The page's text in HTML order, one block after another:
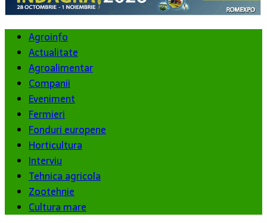
Agroinfo
Actualitate
Agroalimentar
Companii
Eveniment
Fermieri
Fonduri europene
Horticultura
Interviu
Tehnica agricola
Zootehnie
Cultura mare